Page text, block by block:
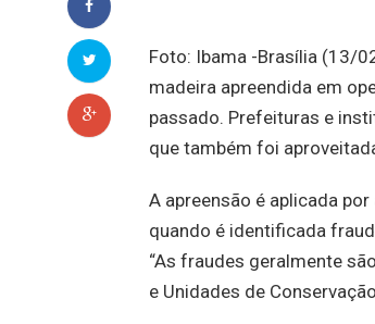
Foto: Ibama -Brasília (13/
madeira apreendida em
passado. Prefeituras e
que também foi
A apreensão é aplicada
quando é identificada
“As fraudes geralmente
e Unidades de